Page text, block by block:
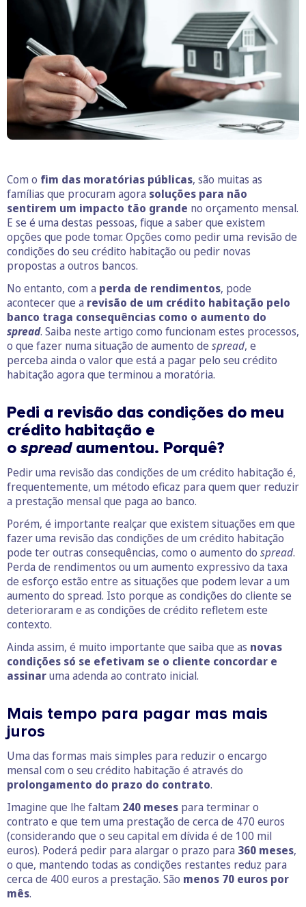
Com o fim das moratórias públicas, são muitas as
famílias que procuram agora soluções para não
sentirem um impacto tão grande no orçamento mensal.
E se é uma destas pessoas, fique a saber que existem
opções que pode tomar. Opções como pedir uma revisão de
condições do seu crédito habitação ou pedir novas
propostas a outros bancos.
No entanto, com a perda de rendimentos, pode
acontecer que a revisão de um crédito habitação pelo
banco traga consequências como o aumento do
spread. Saiba neste artigo como funcionam estes processos,
o que fazer numa situação de aumento de spread, e
perceba ainda o valor que está a pagar pelo seu crédito
habitação agora que terminou a moratória.
Pedi a revisão das condições do meu
crédito habitação e
ospread aumentou. Porquê?
Pedir uma revisão das condições de um crédito habitação é,
frequentemente, um método eficaz para quem quer reduzir
a prestação mensal que paga ao banco.
Porém, é importante realçar que existem situações em que
fazer uma revisão das condições de um crédito habitação
pode ter outras consequências, como o aumento do spread.
Perda de rendimentos ou um aumento expressivo da taxa
de esforço estão entre as situações que podem levar a um
aumento do spread. Isto porque as condições do cliente se
deterioraram e as condições de crédito refletem este
contexto.
Ainda assim, é muito importante que saiba que as novas
condições só se efetivam se o cliente concordar e
assinaruma adenda ao contrato inicial.
Mais tempo para pagar mas mais
juros
Uma das formas mais simples para reduzir o encargo
mensal com o seu crédito habitação é através do
prolongamento do prazo do contrato.
Imagine que lhe faltam 240 meses para terminar o
contrato e que tem uma prestação de cerca de 470 euros
(considerando que o seu capital em dívida é de 100 mil
euros). Poderá pedir para alargar o prazo para 360 meses,
o que, mantendo todas as condições restantes reduz para
cerca de 400 euros a prestação. São menos 70 euros por
mês.